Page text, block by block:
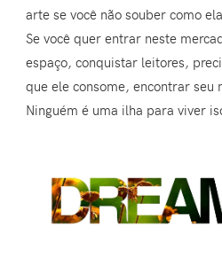
arte se você não souber como
Se você quer entrar neste
espaço, conquistar leitores,
que ele consome, encontrar seu
Ninguém é uma ilha para viver